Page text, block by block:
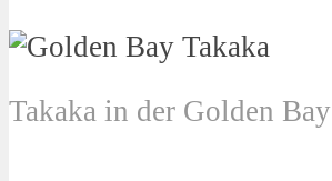
Takaka in der Golden Bay